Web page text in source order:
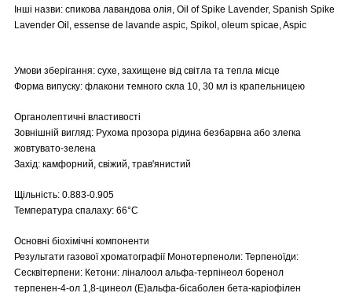
Інші назви: спикова лавандова олія, Oil of Spike Lavender, Spanish Spike
Lavender Oil, essense de lavande aspic, Spikol, oleum spicae, Aspic
Умови зберігання: сухе, захищене від світла та тепла місце
Форма випуску: флакони темного скла 10, 30 мл із крапельницею
Органолептичні властивості
Зовнішній вигляд: Рухома прозора рідина безбарвна або злегка
жовтувато-зелена
Захід: камфорний, свіжий, трав'янистий
Щільність: 0.883-0.905
Температура спалаху: 66°C
Основні біохімічні компоненти
Результати газової хроматографії Монотерпеноли: Терпеноїди:
Сесквітерпени: Кетони: ліналоол альфа-терпінеол боренол
терпенен-4-ол 1,8-цинеол (Е)альфа-бісаболен бета-каріофілен